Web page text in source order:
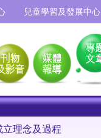
兒童學習及發展中心
理念及過程